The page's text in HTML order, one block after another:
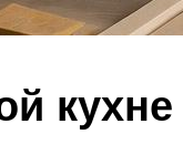
кухне